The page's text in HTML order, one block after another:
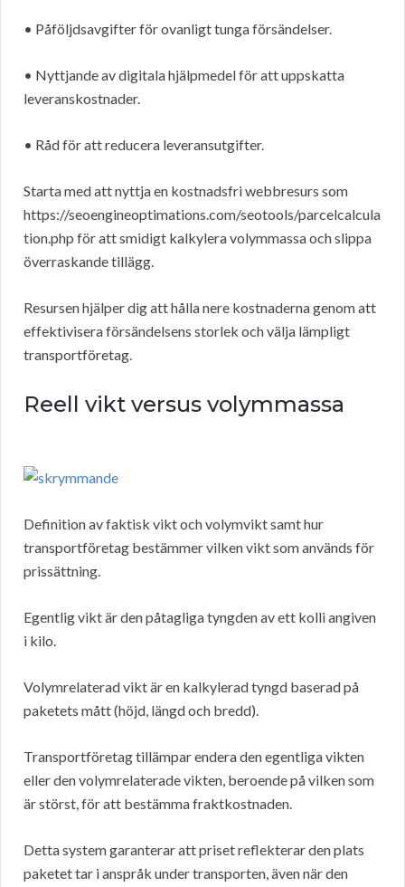
• Påföljdsavgifter för ovanligt tunga försändelser.
• Nyttjande av digitala hjälpmedel för att uppskatta
leveranskostnader.
• Råd för att reducera leveransutgifter.
Starta med att nyttja en kostnadsfri webbresurs som
https://seoengineoptimations.com/seotools/parcelcalcula
tion.php för att smidigt kalkylera volymmassa och slippa
överraskande tillägg.
Resursen hjälper dig att hålla nere kostnaderna genom att
effektivisera försändelsens storlek och välja lämpligt
transportföretag.
Reell vikt versus volymmassa
Definition av faktisk vikt och volymvikt samt hur
transportföretag bestämmer vilken vikt som används för
prissättning.
Egentlig vikt är den påtagliga tyngden av ett kolli angiven
i kilo.
Volymrelaterad vikt är en kalkylerad tyngd baserad på
paketets mått (höjd, längd och bredd).
Transportföretag tillämpar endera den egentliga vikten
eller den volymrelaterade vikten, beroende på vilken som
är störst, för att bestämma fraktkostnaden.
Detta system garanterar att priset reflekterar den plats
paketet tar i anspråk under transporten, även när den